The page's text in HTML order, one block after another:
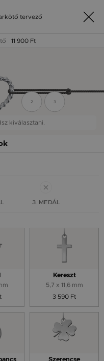
tervező
11 900 Ft
2 3
kiválasztani.
3. MEDÁL
Kereszt
5,7 x 11,6 mm
3 590 Ft